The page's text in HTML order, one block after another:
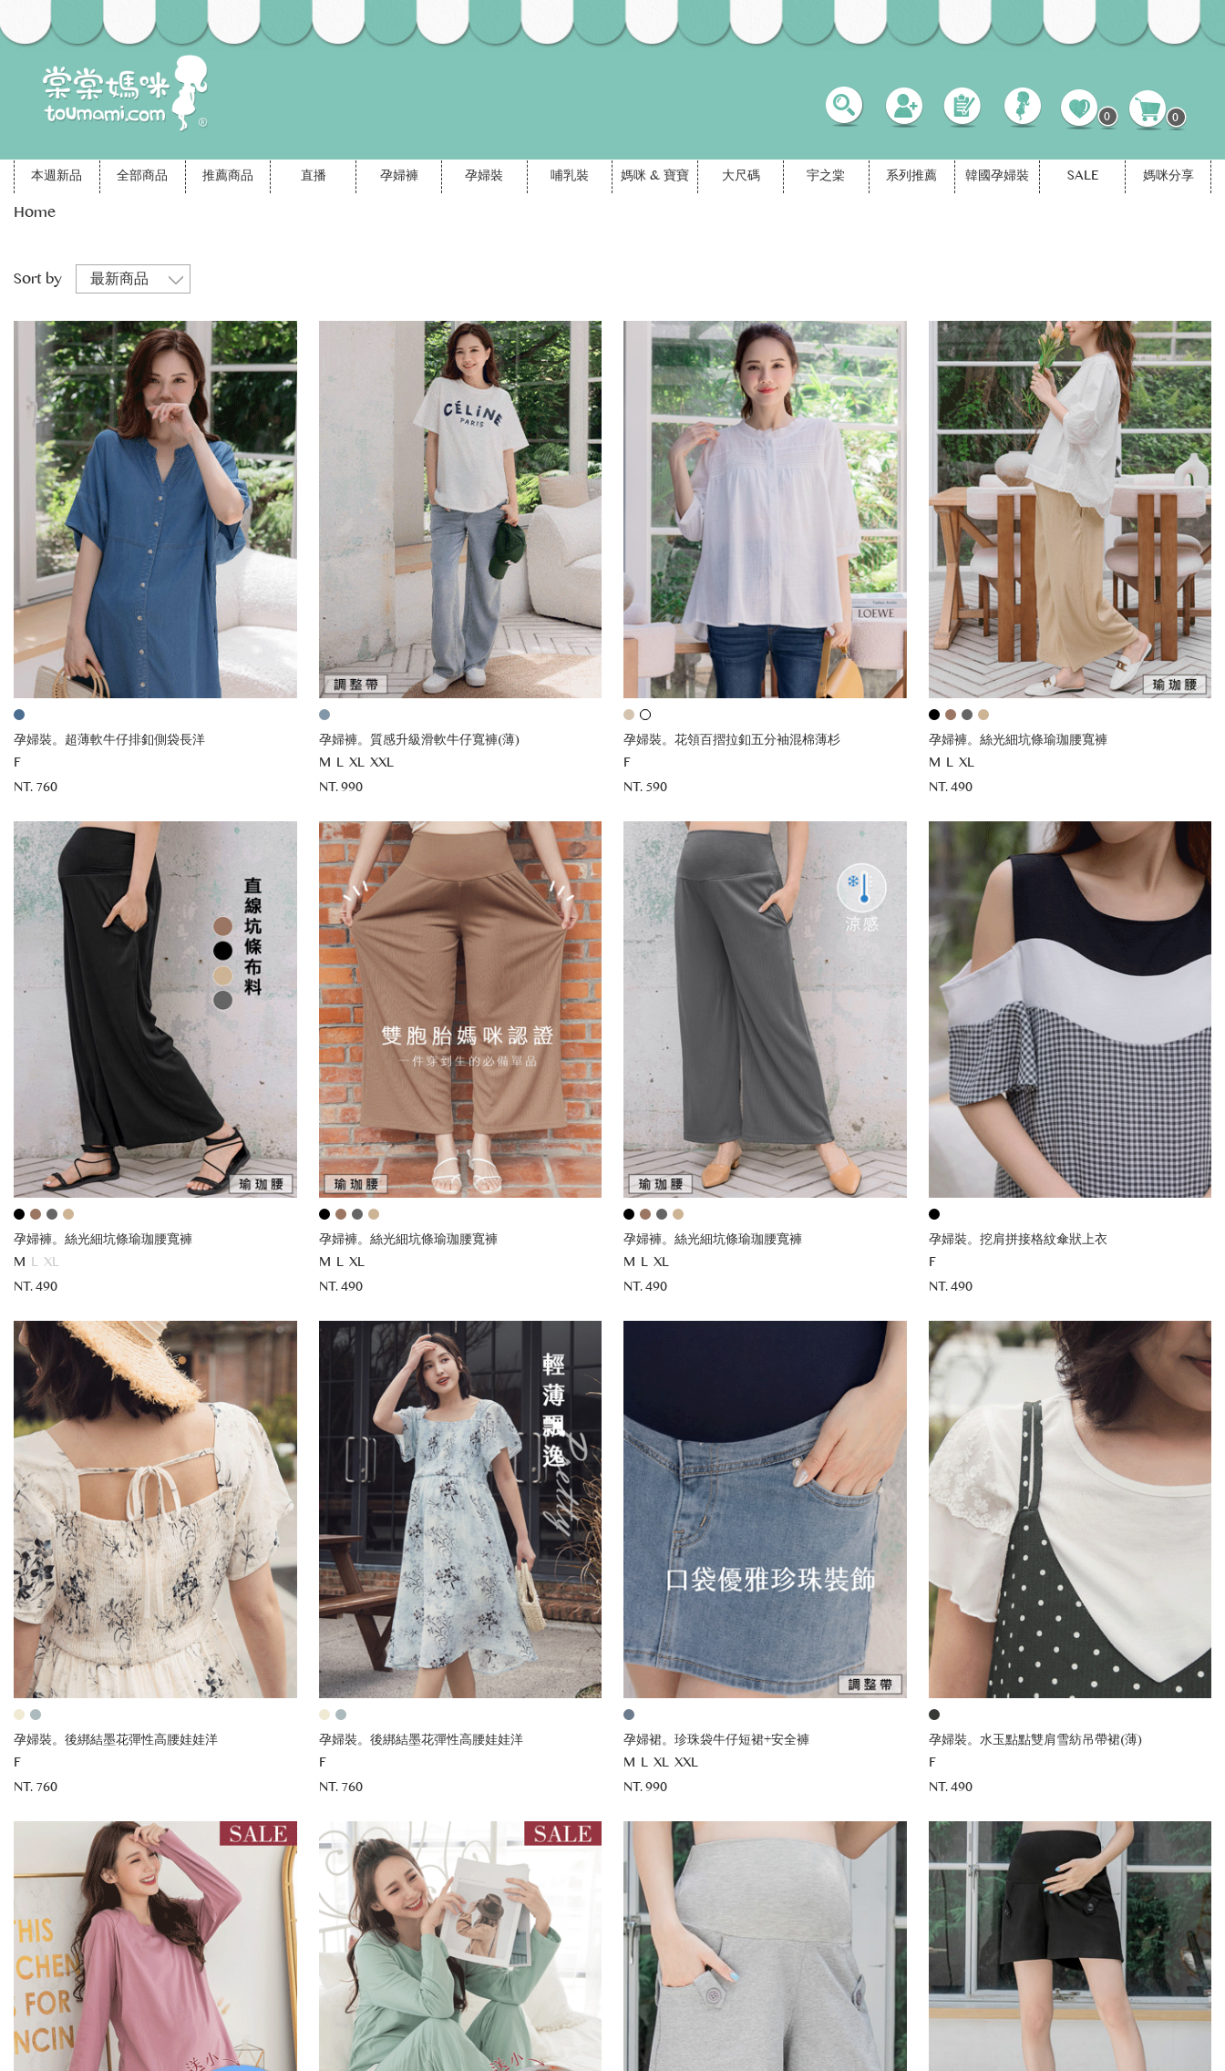
0
0
本週新品 全部商品 推薦商品 直播 孕婦褲 孕婦裝 哺乳裝 媽咪 & 寶寶 大尺碼 宇之棠 系列推薦 韓國孕婦裝 SALE 媽咪分享
Home
Sort by
孕婦裝。超薄軟牛仔排釦側袋長洋
F
NT. 760
孕婦褲。質感升級滑軟牛仔寬褲(薄)
M L XL XXL
NT. 990
孕婦裝。花領百摺拉釦五分袖混棉薄杉
F
NT. 590
孕婦褲。絲光細坑條瑜珈腰寬褲
M L XL
NT. 490
孕婦褲。絲光細坑條瑜珈腰寬褲
M L XL
NT. 490
孕婦褲。絲光細坑條瑜珈腰寬褲
M L XL
NT. 490
孕婦褲。絲光細坑條瑜珈腰寬褲
M L XL
NT. 490
孕婦裝。挖肩拼接格紋傘狀上衣
F
NT. 490
孕婦裝。後綁結墨花彈性高腰娃娃洋
F
NT. 760
孕婦裝。後綁結墨花彈性高腰娃娃洋
F
NT. 760
孕婦裙。珍珠袋牛仔短裙+安全褲
M L XL XXL
NT. 990
孕婦裝。水玉點點雙肩雪紡吊帶裙(薄)
F
NT. 490